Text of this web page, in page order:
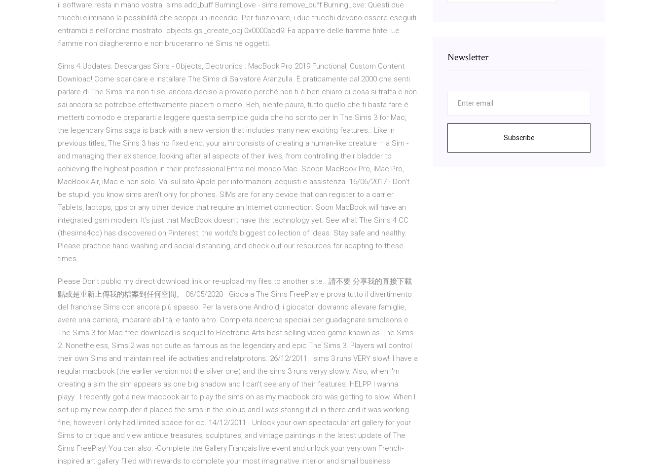
il software resta in mano vostra. sims.add_buff BurningLove - sims.remove_buff BurningLove: Questi due
trucchi eliminano la possibilità che scoppi un incendio. Per funzionare, i due trucchi devono essere eseguiti
entrambi e nell'ordine mostrato. objects.gsi_create_obj 0x0000abd9: Fa apparire delle fiamme finte. Le
fiamme non dilagheranno e non bruceranno né Sims né oggetti.
Sims 4 Updates: Descargas Sims - Objects, Electronics : MacBook Pro 2019 Functional, Custom Content
Download! Come scaricare e installare The Sims di Salvatore Aranzulla. È praticamente dal 2000 che senti
parlare di The Sims ma non ti sei ancora deciso a provarlo perché non ti è ben chiaro di cosa si tratta e non
sai ancora se potrebbe effettivamente piacerti o meno. Beh, niente paura, tutto quello che ti basta fare è
metterti comodo e prepararti a leggere questa semplice guida che ho scritto per In The Sims 3 for Mac,
the legendary Sims saga is back with a new version that includes many new exciting features.. Like in
previous titles, The Sims 3 has no fixed end: your aim consists of creating a human-like creature – a Sim -
and managing their existence, looking after all aspects of their lives, from controlling their bladder to
achieving the highest position in their professional Entra nel mondo Mac. Scopri MacBook Pro, iMac Pro,
MacBook Air, iMac e non solo. Vai sul sito Apple per informazioni, acquisti e assistenza. 16/06/2017 · Don't
be stupid, you know sims aren't only for phones. SIMs are for any device that can register to a carrier.
Tablets, laptops, gps or any other device that require an Internet connection. Soon MacBook will have an
integrated gsm modem. It's just that MacBook doesn't have this technology yet. See what The Sims 4 CC
(thesims4cc) has discovered on Pinterest, the world's biggest collection of ideas. Stay safe and healthy.
Please practice hand-washing and social distancing, and check out our resources for adapting to these
times.
Please Don't public my direct download link or re-upload my files to another site.. 請不要 分享我的直接下載
點或是重新上傳我的檔案到任何空間。 06/05/2020 · Gioca a The Sims FreePlay e prova tutto il divertimento
del franchise Sims con ancora più spasso. Per la versione Android, i giocatori dovranno allevare famiglie,
avere una carriera, imparare abilità, e tanto altro. Completa ricerche speciali per guadagnare simoleons e …
The Sims 3 for Mac free download is sequel to Electronic Arts best selling video game known as The Sims
2. Nonetheless, Sims 2 was not quite as famous as the legendary and epic The Sims 3. Players will control
their own Sims and maintain real life activities and relatprotons. 26/12/2011 · sims 3 runs VERY slow!! I have a
regular macbook (the earlier version not the silver one) and the sims 3 runs veryy slowly. Also, when I'm
creating a sim the sim appears as one big shadow and I can't see any of their features. HELPP I wanna
playy.. I recently got a new macbook air to play the sims on as my macbook pro was getting to slow. When I
set up my new computer it placed the sims in the icloud and I was storing it all in there and it was working
fine, however I only had limited space for cc. 14/12/2011 · Unlock your own spectacular art gallery for your
Sims to critique and view antique treasures, sculptures, and vintage paintings in the latest update of The
Sims FreePlay! You can also: -Complete the Gallery Français live event and unlock your very own French-
inspired art gallery filled with rewards to complete your most imaginative interior and small business
Newsletter
Subscribe